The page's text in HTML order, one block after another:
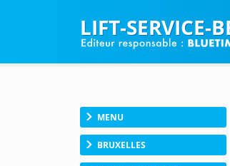
LIFT-SERVICE-
MENU
BRUXELLES